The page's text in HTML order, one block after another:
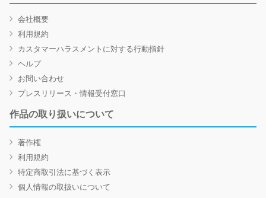
会社概要
利用規約
カスタマーハラスメントに対する行動指針
ヘルプ
お問い合わせ
プレスリリース・情報受付窓口
作品の取り扱いについて
著作権
利用規約
特定商取引法に基づく表示
個人情報の取扱いについて